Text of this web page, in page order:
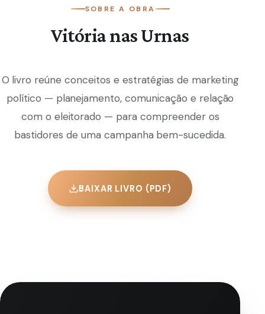
SOBRE A OBRA
Vitória nas Urnas
O livro reúne conceitos e estratégias de marketing
político — planejamento, comunicação e relação
com o eleitorado — para compreender os
bastidores de uma campanha bem-sucedida.
BAIXAR LIVRO (PDF)